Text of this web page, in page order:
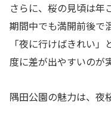
さらに、桜の見頃は年
期間中でも満開前後で
「夜に行けばきれい
度に差が出やすいのが
隅田公園の魅力は、夜